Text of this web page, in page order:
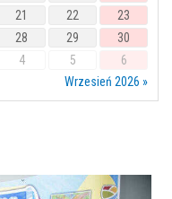
21 22
23
28 29
30
4 5
6
Wrzesień 2026 »